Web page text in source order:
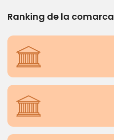
Ranking de la comarca